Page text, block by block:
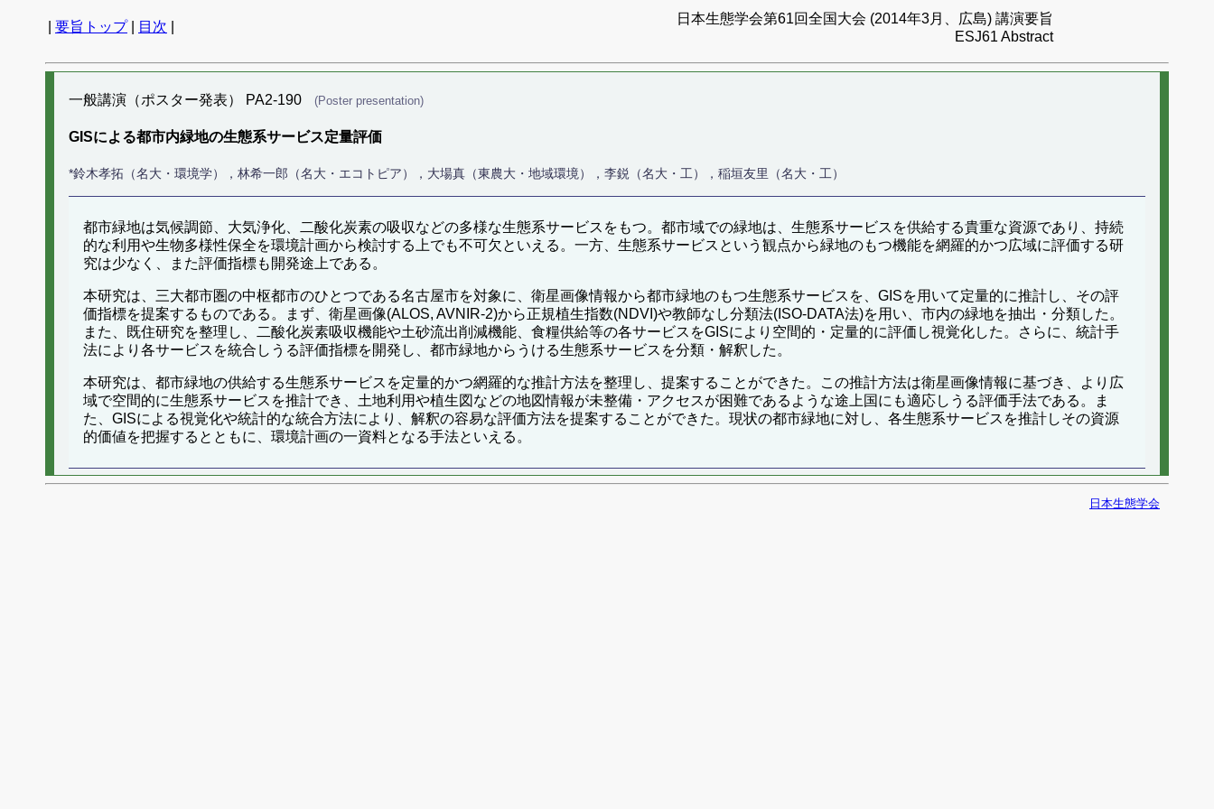
要旨トップ| 目次
日本生態学会第61回全国大会 (2014年3月、広島) 講演要旨
ESJ61 Abstract
一般講演（ポスター発表） PA2-190 (Poster presentation)
GISによる都市内緑地の生態系サービス定量評価
*鈴木孝拓（名大・環境学），林希一郎（名大・エコトピア），大場真（東農大・地域環境），李鋭（名大・工），稲垣友里（名大・工）
都市緑地は気候調節、大気浄化、二酸化炭素の吸収などの多様な生態系サービスをもつ。都市域での緑地は、生態系サービスを供給する貴重な資源であり、持続
的な利用や生物多様性保全を環境計画から検討する上でも不可欠といえる。一方、生態系サービスという観点から緑地のもつ機能を網羅的かつ広域に評価する研
究は少なく、また評価指標も開発途上である。
本研究は、三大都市圏の中枢都市のひとつである名古屋市を対象に、衛星画像情報から都市緑地のもつ生態系サービスを、GISを用いて定量的に推計し、その評
価指標を提案するものである。まず、衛星画像(ALOS, AVNIR-2)から正規植生指数(NDVI)や教師なし分類法(ISO-DATA法)を用い、市内の緑地を抽出・分類した。
また、既住研究を整理し、二酸化炭素吸収機能や土砂流出削減機能、食糧供給等の各サービスをGISにより空間的・定量的に評価し視覚化した。さらに、統計手
法により各サービスを統合しうる評価指標を開発し、都市緑地からうける生態系サービスを分類・解釈した。
本研究は、都市緑地の供給する生態系サービスを定量的かつ網羅的な推計方法を整理し、提案することができた。この推計方法は衛星画像情報に基づき、より広
域で空間的に生態系サービスを推計でき、土地利用や植生図などの地図情報が未整備・アクセスが困難であるような途上国にも適応しうる評価手法である。ま
た、GISによる視覚化や統計的な統合方法により、解釈の容易な評価方法を提案することができた。現状の都市緑地に対し、各生態系サービスを推計しその資源
的価値を把握するとともに、環境計画の一資料となる手法といえる。
日本生態学会